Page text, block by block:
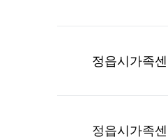
정읍시가족
정읍시가족